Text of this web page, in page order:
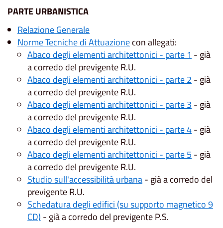
PARTE URBANISTICA
Relazione Generale
Norme Tecniche di Attuazionecon allegati:
Abaco degli elementi architettonici - parte 1 - già
a corredo del previgente R.U.
Abaco degli elementi architettonici - parte 2 - già
a corredo del previgente R.U.
Abaco degli elementi architettonici - parte 3 - già
a corredo del previgente R.U.
Abaco degli elementi architettonici - parte 4- già
a corredo del previgente R.U.
Abaco degli elementi architettonici - parte 5 - già
a corredo del previgente R.U.
Studio sull'accessibilità urbana- già a corredo del
previgente R.U.
Schedatura degli edifici (su supporto magnetico 9
CD) - già a corredo del previgente P.S.